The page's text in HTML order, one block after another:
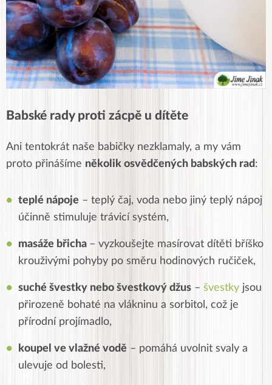
Babské rady proti zácpě u dítěte
Ani tentokrát naše babičky nezklamaly, a my vám
proto přinášíme několik osvědčených babských rad:
teplé nápoje – teplý čaj, voda nebo jiný teplý nápoj
účinně stimuluje trávicí systém,
masáže břicha – vyzkoušejte masírovat dítěti bříško
krouživými pohyby po směru hodinových ručiček,
suché švestky nebo švestkový džus – švestky jsou
přirozeně bohaté na vlákninu a sorbitol, což je
přírodní projímadlo,
koupel ve vlažné vodě – pomáhá uvolnit svaly a
ulevuje od bolesti,